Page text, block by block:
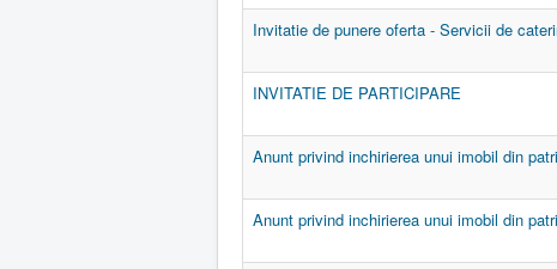
Invitatie de punere oferta - Servicii de
INVITATIE DE PARTICIPARE
Anunt privind inchirierea unui imobil din
Anunt privind inchirierea unui imobil din